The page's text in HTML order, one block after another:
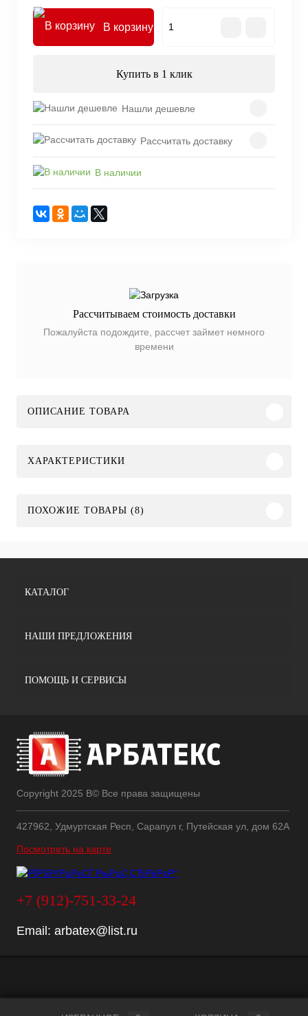
В корзину
Купить в 1 клик
Нашли дешевле
Рассчитать доставку
В наличии
Рассчитываем стоимость доставки
Пожалуйста подождите, рассчет займет немного
времени
ОПИСАНИЕ ТОВАРА
ХАРАКТЕРИСТИКИ
ПОХОЖИЕ ТОВАРЫ (8)
КАТАЛОГ
НАШИ ПРЕДЛОЖЕНИЯ
ПОМОЩЬ И СЕРВИСЫ
Copyright 2025 В© Все права защищены
427962, Удмуртская Респ, Сарапул г, Путейская ул, дом 62А
Посмотреть на карте
+7 (912)-751-33-24
Email: arbatex@list.ru